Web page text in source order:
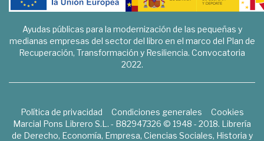
Ayudas públicas para la modernización de las pequeñas y
medianas empresas del sector del libro en el marco del Plan de
Recuperación, Transformación y Resiliencia. Convocatoria
2022.
Política de privacidad Condiciones generales
Cookies
Marcial Pons Librero S.L. - B82947326 © 1948 - 2018. Librería
de Derecho, Economía, Empresa, Ciencias Sociales, Historia y